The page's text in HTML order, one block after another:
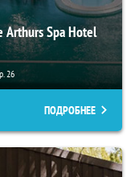
Arthurs Spa Hotel
26
ПОДРОБНЕЕ